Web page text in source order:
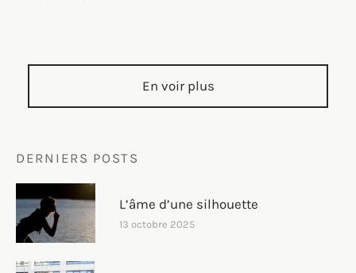
En voir plus
DERNIERS POSTS
L’âme d’une silhouette
13 octobre 2025